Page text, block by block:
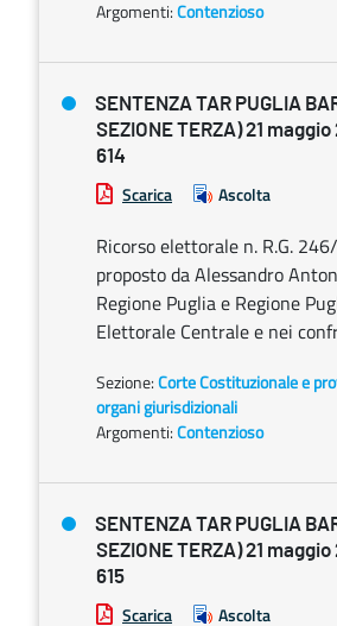
Argomenti:Contenzioso
SENTENZA TAR PUGLIA
SEZIONE TERZA) 21
614
Scarica Ascolta
Ricorso elettorale n. R.G.
proposto da Alessandro
Regione Puglia e Regione
Elettorale Centrale e nei
Sezione:Corte Costituzionale e
organi giurisdizionali
Argomenti:Contenzioso
SENTENZA TAR PUGLIA
SEZIONE TERZA) 21
615
Scarica Ascolta